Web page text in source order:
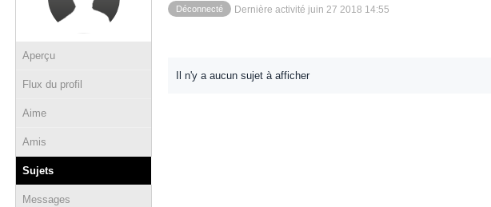
Aperçu
Flux du profil
Aime
Amis
Sujets
Messages
Déconnecté Dernière activité juin 27 2018 14:55
Il n'y a aucun sujet à afficher